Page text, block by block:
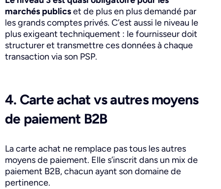
marchés publicset de plus en plus demandé par
les grands comptes privés. C’est aussi le niveau le
plus exigeant techniquement : le fournisseur doit
structurer et transmettre ces données à chaque
transaction via son PSP.
4. Carte achat vs autres moyens
de paiement B2B
La carte achat ne remplace pas tous les autres
moyens de paiement. Elle s’inscrit dans un mix de
paiement B2B, chacun ayant son domaine de
pertinence.